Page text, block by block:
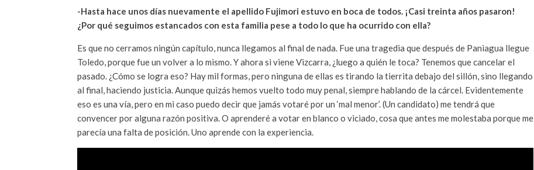
-Hasta hace unos días nuevamente el apellido Fujimori estuvo en boca de todos. ¡Casi treinta años pasaron!
¿Por qué seguimos estancados con esta familia pese a todo lo que ha ocurrido con ella?
Es que no cerramos ningún capítulo, nunca llegamos al final de nada. Fue una tragedia que después de Paniagua llegue
Toledo, porque fue un volver a lo mismo. Y ahora si viene Vizcarra, ¿luego a quién le toca? Tenemos que cancelar el
pasado. ¿Cómo se logra eso? Hay mil formas, pero ninguna de ellas es tirando la tierrita debajo del sillón, sino llegando
al final, haciendo justicia. Aunque quizás hemos vuelto todo muy penal, siempre hablando de la cárcel. Evidentemente
eso es una vía, pero en mi caso puedo decir que jamás votaré por un ‘mal menor’. (Un candidato) me tendrá que
convencer por alguna razón positiva. O aprenderé a votar en blanco o viciado, cosa que antes me molestaba porque me
parecía una falta de posición. Uno aprende con la experiencia.